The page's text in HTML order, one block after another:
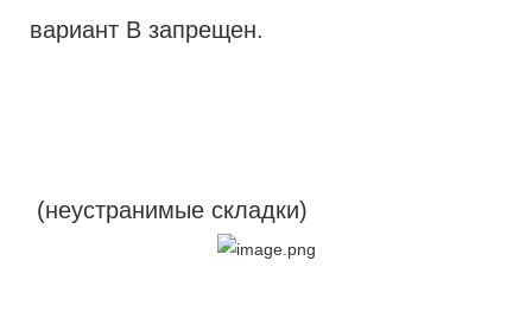
вариант B запрещен.
(неустранимые складки)